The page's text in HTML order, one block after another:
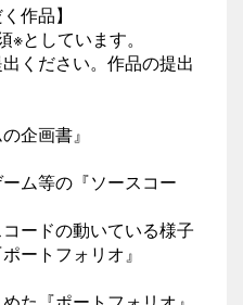
作品】
としています。
ください。作品の提出
企画書』
ム等の『ソースコー
ードの動いている様子
ートフォリオ』